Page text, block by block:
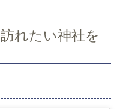
れたい神社を